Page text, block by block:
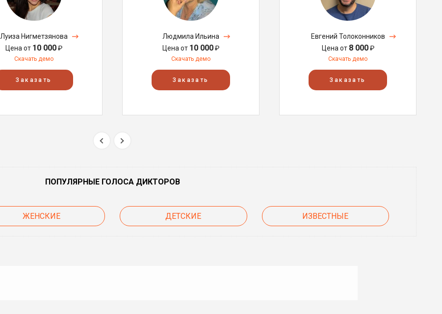
Луиза Нигметзянова
Цена от 10 000₽
Скачать демо
Заказать
Людмила Ильина
Цена от 10 000₽
Скачать демо
Заказать
Евгений Толоконников
Цена от 8 000₽
Скачать демо
Заказать
ПОПУЛЯРНЫЕ ГОЛОСА ДИКТОРОВ
ЖЕНСКИЕ ДЕТСКИЕ ИЗВЕСТНЫЕ